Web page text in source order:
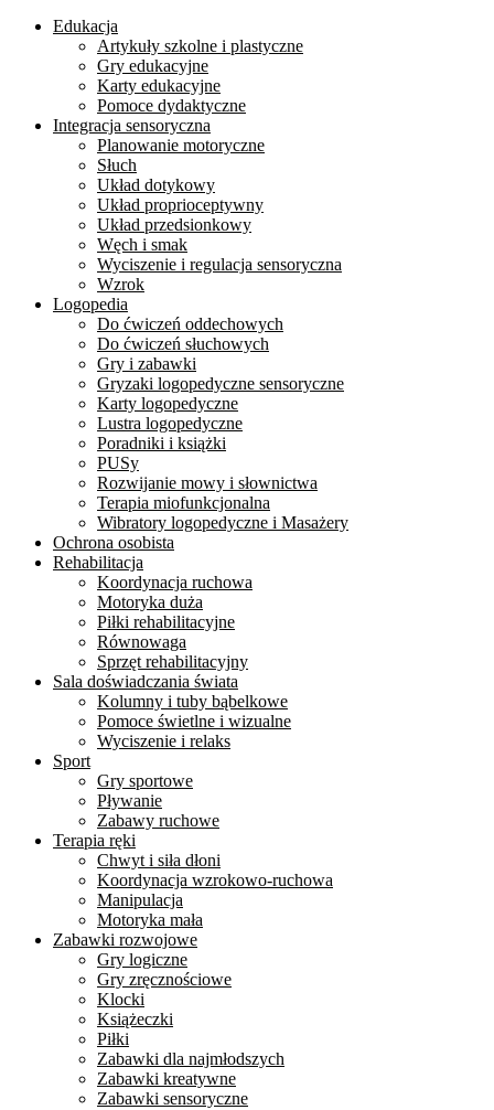
Edukacja
Artykuły szkolne i plastyczne
Gry edukacyjne
Karty edukacyjne
Pomoce dydaktyczne
Integracja sensoryczna
Planowanie motoryczne
Słuch
Układ dotykowy
Układ proprioceptywny
Układ przedsionkowy
Węch i smak
Wyciszenie i regulacja sensoryczna
Wzrok
Logopedia
Do ćwiczeń oddechowych
Do ćwiczeń słuchowych
Gry i zabawki
Gryzaki logopedyczne sensoryczne
Karty logopedyczne
Lustra logopedyczne
Poradniki i książki
PUSy
Rozwijanie mowy i słownictwa
Terapia miofunkcjonalna
Wibratory logopedyczne i Masażery
Ochrona osobista
Rehabilitacja
Koordynacja ruchowa
Motoryka duża
Piłki rehabilitacyjne
Równowaga
Sprzęt rehabilitacyjny
Sala doświadczania świata
Kolumny i tuby bąbelkowe
Pomoce świetlne i wizualne
Wyciszenie i relaks
Sport
Gry sportowe
Pływanie
Zabawy ruchowe
Terapia ręki
Chwyt i siła dłoni
Koordynacja wzrokowo-ruchowa
Manipulacja
Motoryka mała
Zabawki rozwojowe
Gry logiczne
Gry zręcznościowe
Klocki
Książeczki
Piłki
Zabawki dla najmłodszych
Zabawki kreatywne
Zabawki sensoryczne